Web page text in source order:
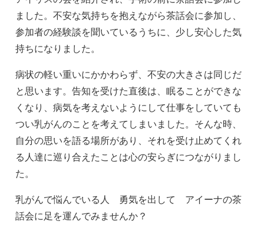
ました。不安な気持ちを抱えながら茶話会に参加し、
参加者の経験談を聞いているうちに、少し安心した気
持ちになりました。
病状の軽い重いにかかわらず、不安の大きさは同じだ
と思います。告知を受けた直後は、眠ることができな
くなり、病気を考えないようにして仕事をしていても
つい乳がんのことを考えてしまいました。そんな時、
自分の思いを語る場所があり、それを受け止めてくれ
る人達に巡り合えたことは心の安らぎにつながりまし
た。
乳がんで悩んでいる人 勇気を出して アイーナの茶
話会に足を運んでみませんか？